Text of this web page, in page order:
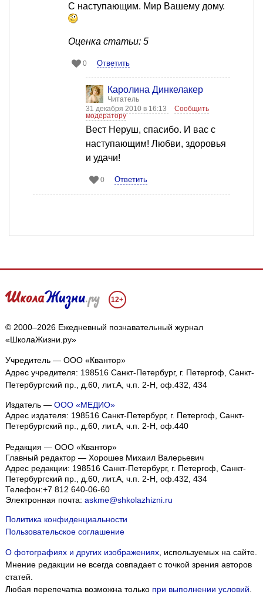
С наступающим. Мир Вашему дому.
Оценка статьи: 5
0 Ответить
Каролина Динкелакер
Читатель
31 декабря 2010 в 16:13
Сообщить
модератору
Вест Неруш, спасибо. И вас с
наступающим! Любви, здоровья
и удачи!
0 Ответить
12+
© 2000–2026 Ежедневный познавательный журнал
«ШколаЖизни.ру»
Учредитель — ООО «Квантор»
Адрес учредителя: 198516 Санкт-Петербург, г. Петергоф, Санкт-
Петербургский пр., д.60, лит.А, ч.п. 2-Н, оф.432, 434
Издатель — ООО «МЕДИО»
Адрес издателя: 198516 Санкт-Петербург, г. Петергоф, Санкт-
Петербургский пр., д.60, лит.А, ч.п. 2-Н, оф.440
Редакция — ООО «Квантор»
Главный редактор — Хорошев Михаил Валерьевич
Адрес редакции: 198516 Санкт-Петербург, г. Петергоф, Санкт-
Петербургский пр., д.60, лит.А, ч.п. 2-Н, оф.432, 434
Телефон:+7 812 640-06-60
Электронная почта: askme@shkolazhizni.ru
Политика конфиденциальности
Пользовательское соглашение
О фотографиях и других изображениях, используемых на сайте.
Мнение редакции не всегда совпадает с точкой зрения авторов
статей.
Любая перепечатка возможна только при выполнении условий.